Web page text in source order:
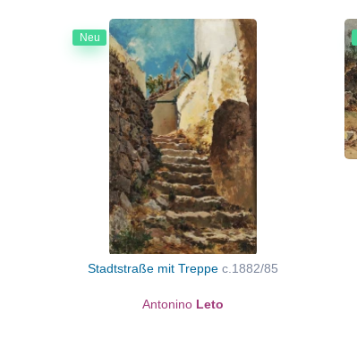
Neu
Stadtstraße mit Treppec.1882/85
Antonino Leto